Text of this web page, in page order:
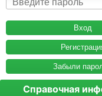
Забыли
Справочная